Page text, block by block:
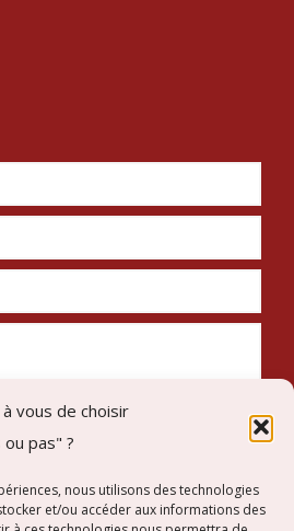
vous de choisir
ou pas" ?
nous utilisons des technologies
et/ou accéder aux informations des